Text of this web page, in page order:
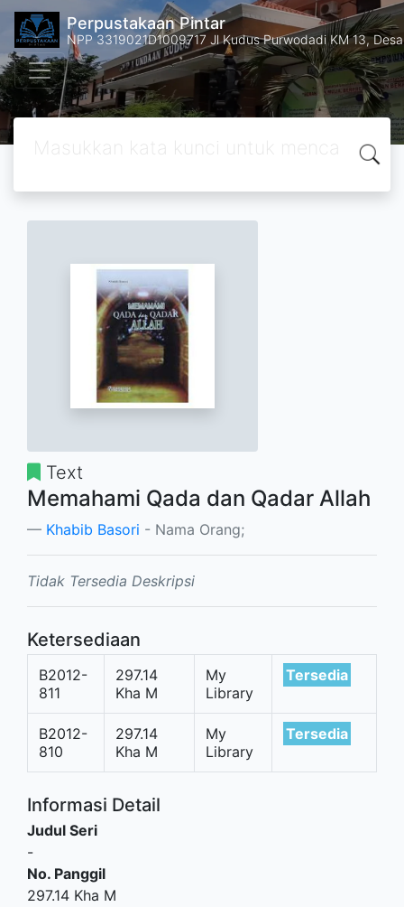
Perpustakaan Pintar
NPP 3319021D1009717 Jl Kudus Purwodadi KM 13,
Text
Memahami Qada dan Qadar Allah
Khabib Basori - Nama Orang;
Tidak Tersedia Deskripsi
Ketersediaan
B2012-
811
297.14
Kha M
My
Library
Tersedia
B2012-
810
297.14
Kha M
My
Library
Tersedia
Informasi Detail
Judul Seri
-
No. Panggil
297.14 Kha M